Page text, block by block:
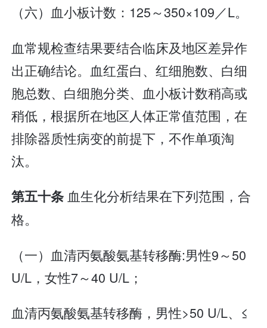
（六）血小板计数：125～350×109／L。
血常规检查结果要结合临床及地区差异作
出正确结论。血红蛋白、红细胞数、白细
胞总数、白细胞分类、血小板计数稍高或
稍低，根据所在地区人体正常值范围，在
排除器质性病变的前提下，不作单项淘
汰。
第五十条血生化分析结果在下列范围，合
格。
（一）血清丙氨酸氨基转移酶:男性9～50
U/L，女性7～40 U/L；
血清丙氨酸氨基转移酶，男性>50 U/L、≤